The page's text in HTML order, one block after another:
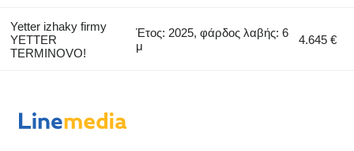
Yetter izhaky firmy
YETTER
TERMINOVO!
Έτος: 2025, φάρδος λαβής: 6
μ
4.645 €